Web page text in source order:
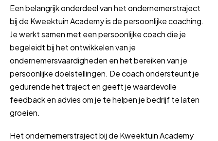
Een belangrijk onderdeel van het ondernemerstraject
bij de Kweektuin Academy is de persoonlijke coaching.
Je werkt samen met een persoonlijke coach die je
begeleidt bij het ontwikkelen van je
ondernemersvaardigheden en het bereiken van je
persoonlijke doelstellingen. De coach ondersteunt je
gedurende het traject en geeft je waardevolle
feedback en advies om je te helpen je bedrijf te laten
groeien.
Het ondernemerstraject bij de Kweektuin Academy